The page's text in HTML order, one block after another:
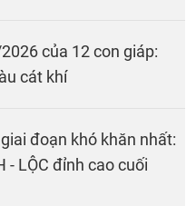
của 12 con giáp:
cát khí
đoạn khó khăn nhất:
- LỘC đỉnh cao cuối